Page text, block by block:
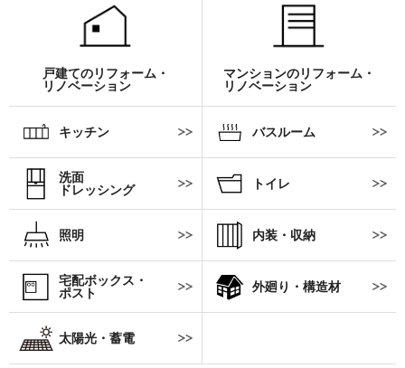
戸建てのリフォーム・
リノベーション
マンションのリフォーム・
リノベーション
キッチン バスルーム
洗面
ドレッシング
トイレ
照明 内装・収納
宅配ボックス・
ポスト
外廻り・構造材
太陽光・蓄電